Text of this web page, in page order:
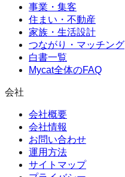
事業・集客
住まい・不動産
家族・生活設計
つながり・マッチング
白書一覧
Mycat全体のFAQ
会社
会社概要
会社情報
お問い合わせ
運用方法
サイトマップ